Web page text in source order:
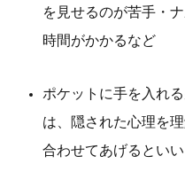
を見せるのが苦手・
時間がかかるなど
ポケットに手を入れ
は、隠された心理を
合わせてあげるといい